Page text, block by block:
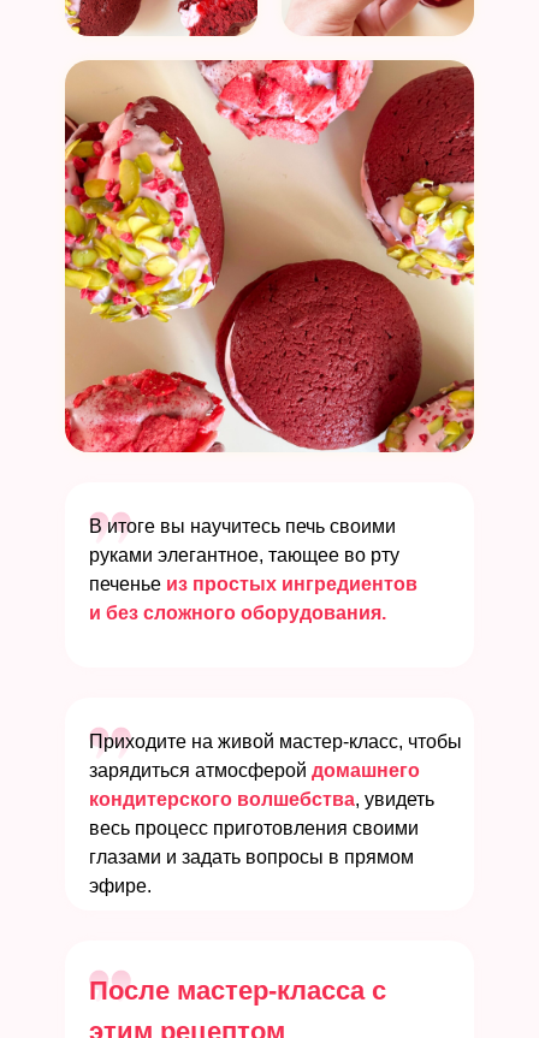
В итоге вы научитесь печь своими
руками элегантное, тающее во рту
печенье из простых ингредиентов
и без сложного оборудования.
Приходите на живой мастер-класс, чтобы
зарядиться атмосферой домашнего
кондитерского волшебства, увидеть
весь процесс приготовления своими
глазами и задать вопросы в прямом
эфире.
После мастер-класса с
этим рецептом